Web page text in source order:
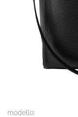
modello:
Przejdź